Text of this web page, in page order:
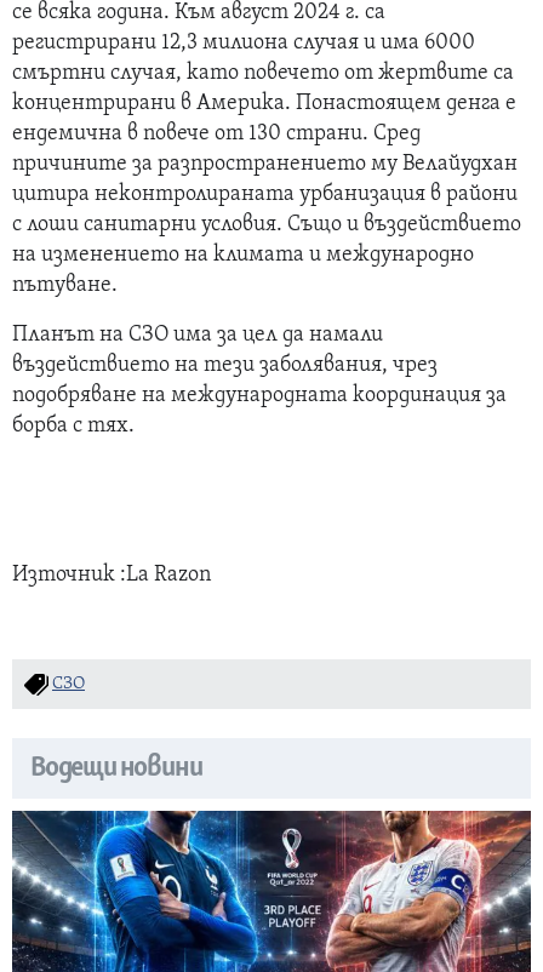
се всяка година. Към август 2024 г. са
регистрирани 12,3 милиона случая и има 6000
смъртни случая, като повечето от жертвите са
концентрирани в Америка. Понастоящем денга е
ендемична в повече от 130 страни. Сред
причините за разпространението му Велайудхан
цитира неконтролираната урбанизация в райони
с лоши санитарни условия. Също и въздействието
на изменението на климата и международно
пътуване.
Планът на СЗО има за цел да намали
въздействието на тези заболявания, чрез
подобряване на международната координация за
борба с тях.
Източник :La Razon
СЗО
Водещи новини